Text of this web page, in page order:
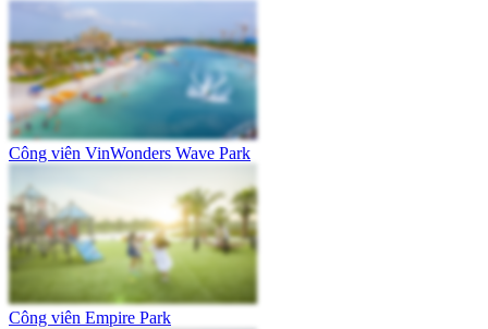
Công viên VinWonders Wave Park
Công viên Empire Park